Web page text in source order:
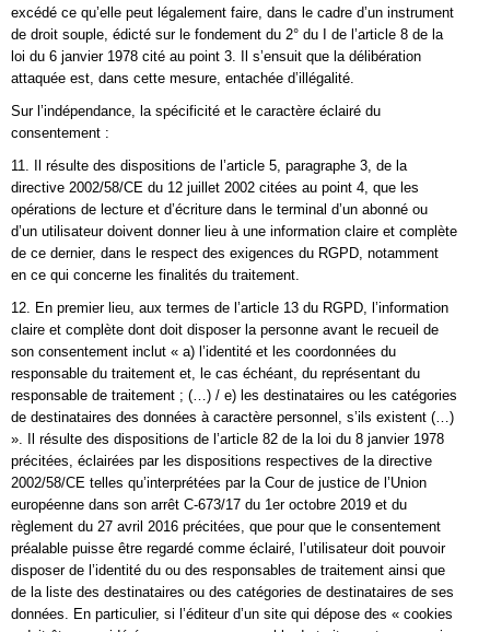
excédé ce qu’elle peut légalement faire, dans le cadre d’un instrument
de droit souple, édicté sur le fondement du 2° du I de l’article 8 de la
loi du 6 janvier 1978 cité au point 3. Il s’ensuit que la délibération
attaquée est, dans cette mesure, entachée d’illégalité.
Sur l’indépendance, la spécificité et le caractère éclairé du
consentement :
11. Il résulte des dispositions de l’article 5, paragraphe 3, de la
directive 2002/58/CE du 12 juillet 2002 citées au point 4, que les
opérations de lecture et d’écriture dans le terminal d’un abonné ou
d’un utilisateur doivent donner lieu à une information claire et complète
de ce dernier, dans le respect des exigences du RGPD, notamment
en ce qui concerne les finalités du traitement.
12. En premier lieu, aux termes de l’article 13 du RGPD, l’information
claire et complète dont doit disposer la personne avant le recueil de
son consentement inclut « a) l’identité et les coordonnées du
responsable du traitement et, le cas échéant, du représentant du
responsable de traitement ; (…) / e) les destinataires ou les catégories
de destinataires des données à caractère personnel, s’ils existent (…)
». Il résulte des dispositions de l’article 82 de la loi du 8 janvier 1978
précitées, éclairées par les dispositions respectives de la directive
2002/58/CE telles qu’interprétées par la Cour de justice de l’Union
européenne dans son arrêt C-673/17 du 1er octobre 2019 et du
règlement du 27 avril 2016 précitées, que pour que le consentement
préalable puisse être regardé comme éclairé, l’utilisateur doit pouvoir
disposer de l’identité du ou des responsables de traitement ainsi que
de la liste des destinataires ou des catégories de destinataires de ses
données. En particulier, si l’éditeur d’un site qui dépose des « cookies